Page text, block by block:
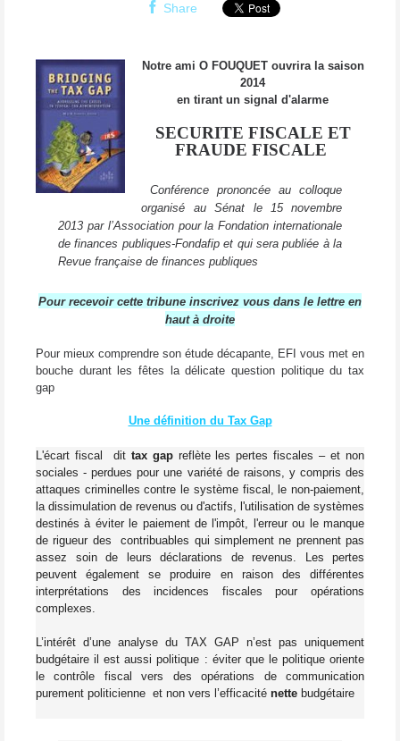
Share
Notre ami O FOUQUET ouvrira la saison
2014
en tirant un signal d'alarme
SECURITE FISCALE ET
FRAUDE FISCALE
Conférence prononcée au colloque
organisé au Sénat le 15 novembre
2013 par l’Association pour la Fondation internationale
de finances publiques-Fondafip et qui sera publiée à la
Revue française de finances publiques
Pour recevoir cette tribune inscrivez vous dans le lettre en
haut à droite
Pour mieux comprendre son étude décapante, EFI vous met en
bouche durant les fêtes la délicate question politique du tax
gap
Une définition du Tax Gap
L'écart fiscal dit tax gap reflèteles pertesfiscales – et non
sociales - perdues pour une variété de raisons , y comprisdes
attaques criminelles contre le système fiscal le non-paiement
la dissimulation de revenus ou d'actifs,
l'utilisation de systèmes
destinés à éviter le paiement de l'impôt , l'erreurou le manque
de rigueur des
contribuables quisimplement ne prennent pas
assez
soin de leurs déclarations de revenus
Les pertes
peuvent
également se produire
en raison des différentes
interprétations des
incidences fiscales pour opérations
complexes
L’intérêt d’une analyse du TAX GAP n’est pas uniquement
budgétaire il est aussi politique : éviter que le politique oriente
le contrôle fiscal vers des opérations de communication
purement politicienne et non vers l’efficacité nette budgétaire